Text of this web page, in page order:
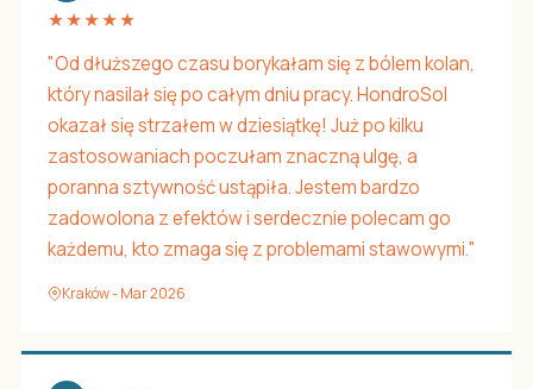
★★★★★
"Od dłuższego czasu borykałam się z bólem kolan,
który nasilał się po całym dniu pracy. HondroSol
okazał się strzałem w dziesiątkę! Już po kilku
zastosowaniach poczułam znaczną ulgę, a
poranna sztywność ustąpiła. Jestem bardzo
zadowolona z efektów i serdecznie polecam go
każdemu, kto zmaga się z problemami stawowymi."
Kraków - Mar 2026